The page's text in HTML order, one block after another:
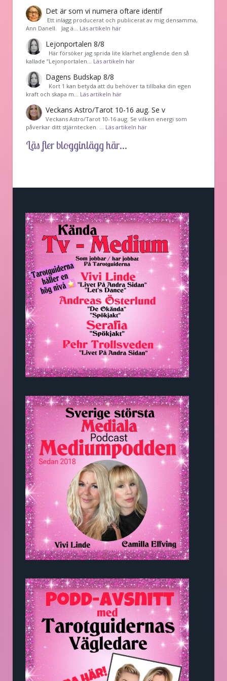
Det är som vi numera oftare identif
͏ Ett inlägg producerat och publicerat av mig densamma,
Ann Danell. Jag ä… Läs artikeln här
Lejonportalen 8/8
Här försöker jag sprida lite klarhet angående den så
kallade ”Lejonportalen… Läs artikeln här
Dagens Budskap 8/8
Kort 1 kan betyda att du behöver ta tillbaka din egen
kraft och skapa m… Läs artikeln här
Veckans Astro/Tarot 10-16 aug. Se v
Veckans Astro/Tarot 10-16 aug. Se vilken energi som
påverkar ditt stjärntecken. … Läs artikeln här
Läs fler blogginlägg här...